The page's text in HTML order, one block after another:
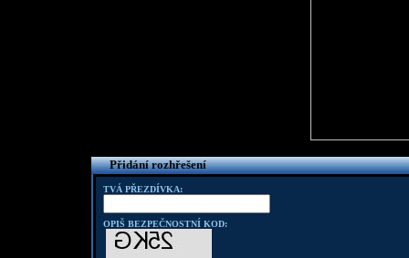
Přidání rozhřešení
TVÁ PŘEZDÍVKA:
OPIŠ BEZPEČNOSTNÍ KOD: